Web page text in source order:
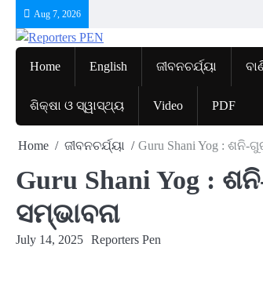
content
Aug 7, 2026
Home English ଜୀବନଚର୍ଯ୍ୟା
ଶିକ୍ଷା ଓ ସ୍ୱାସ୍ଥ୍ୟ Video PDF
Home ଜୀବନଚର୍ଯ୍ୟା Guru Shani Yog :
Guru Shani Yog :
ସମ୍ଭାବନା
July 14, 2025 Reporters Pen